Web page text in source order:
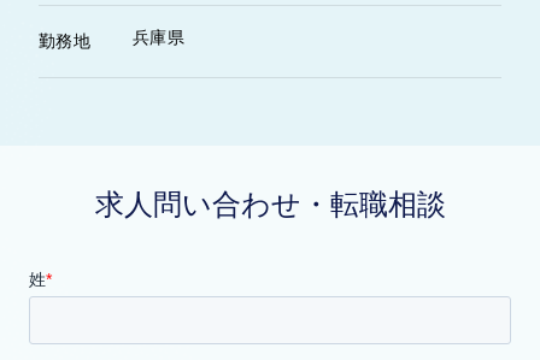
勤務地 兵庫県
求人問い合わせ・転職相談